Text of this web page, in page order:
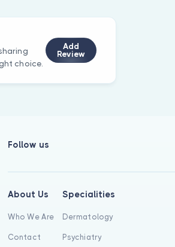
choice.
Add
Review
Follow us
About Us
Who We Are
Contact
Specialities
Dermatology
Psychiatry